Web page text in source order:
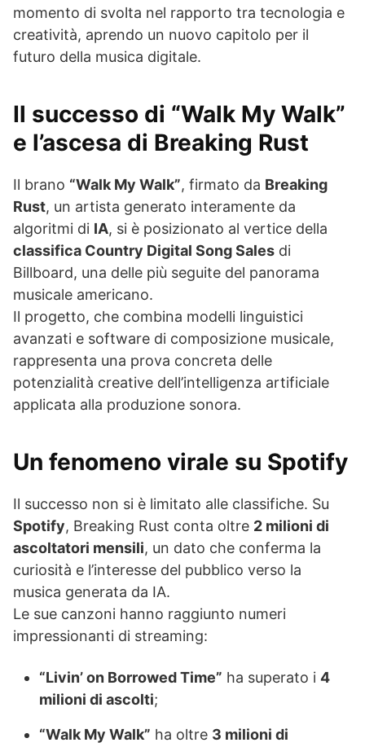
momento di svolta nel rapporto tra tecnologia e
creatività, aprendo un nuovo capitolo per il
futuro della musica digitale.
Il successo di “Walk My Walk”
e l’ascesa di Breaking Rust
Il brano “Walk My Walk”, firmato da Breaking
Rust, un artista generato interamente da
algoritmi di IA, si è posizionato al vertice della
classifica Country Digital Song Sales di
Billboard, una delle più seguite del panorama
musicale americano.
Il progetto, che combina modelli linguistici
avanzati e software di composizione musicale,
rappresenta una prova concreta delle
potenzialità creative dell’intelligenza artificiale
applicata alla produzione sonora.
Un fenomeno virale su Spotify
Il successo non si è limitato alle classifiche. Su
Spotify, Breaking Rust conta oltre 2 milioni di
ascoltatori mensili, un dato che conferma la
curiosità e l’interesse del pubblico verso la
musica generata da IA.
Le sue canzoni hanno raggiunto numeri
impressionanti di streaming:
“Livin’ on Borrowed Time” ha superato i 4
milioni di ascolti;
“Walk My Walk” ha oltre 3 milioni di